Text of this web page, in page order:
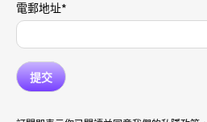
電郵地址*